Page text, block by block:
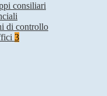
consiliari
di controllo
3